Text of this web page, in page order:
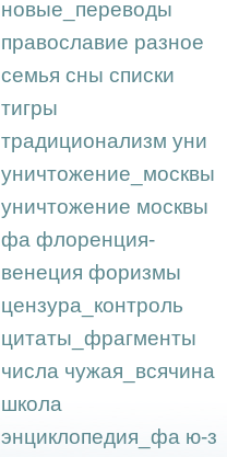
новые_переводы
православие разное
семья сны списки
тигры
традиционализм уни
уничтожение_москвы
уничтожение москвы
фа флоренция-
венеция форизмы
цензура_контроль
цитаты_фрагменты
числа чужая_всячина
школа
энциклопедия_фа ю-з